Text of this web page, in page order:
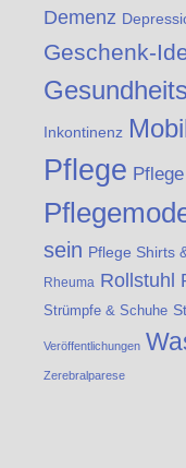
Demenz
Geschenk-
Inkontinenz
Pflege
sein Pflege Shirts
Rheuma Rollstuhl
Strümpfe & Schuhe
Veröffentlichungen
Zerebralparese